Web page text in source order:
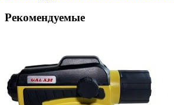
Рекомендуемые